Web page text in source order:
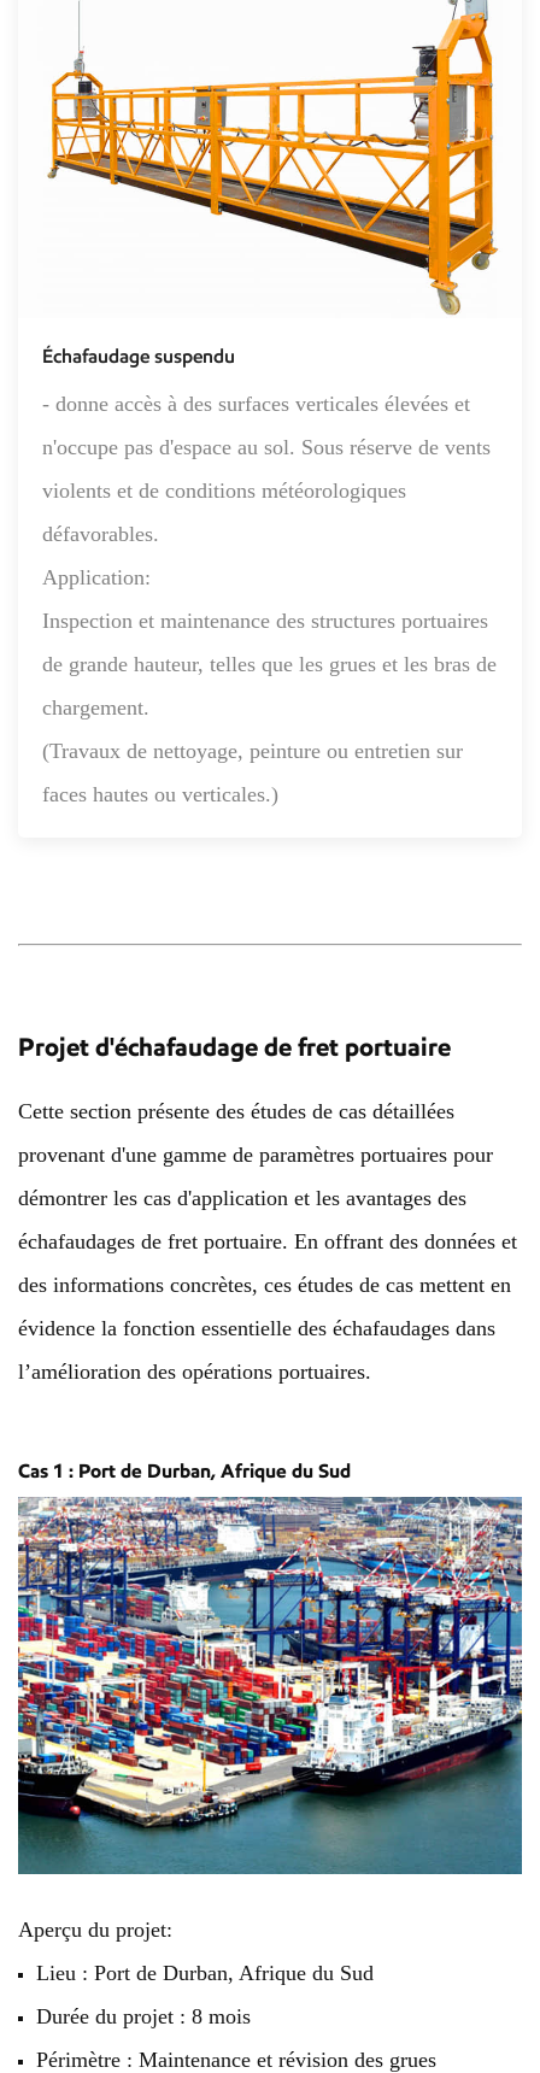
Échafaudage suspendu
- donne accès à des surfaces verticales élevées et
n'occupe pas d'espace au sol. Sous réserve de vents
violents et de conditions météorologiques
défavorables.
Application:
Inspection et maintenance des structures portuaires
de grande hauteur, telles que les grues et les bras de
chargement.
(Travaux de nettoyage, peinture ou entretien sur
faces hautes ou verticales.)
Projet d'échafaudage de fret portuaire
Cette section présente des études de cas détaillées
provenant d'une gamme de paramètres portuaires pour
démontrer les cas d'application et les avantages des
échafaudages de fret portuaire. En offrant des données et
des informations concrètes, ces études de cas mettent en
évidence la fonction essentielle des échafaudages dans
l’amélioration des opérations portuaires.
Cas 1 : Port de Durban, Afrique du Sud
Aperçu du projet:
Lieu : Port de Durban, Afrique du Sud
Durée du projet : 8 mois
Périmètre : Maintenance et révision des grues